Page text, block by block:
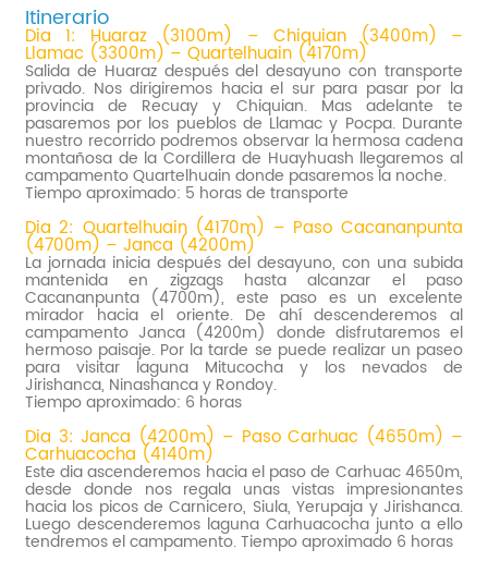
Itinerario
Dia 1: Huaraz (3100m) – Chiquian (3400m) –
Llamac (3300m) – Quartelhuain (4170m)
Salida de Huaraz después del desayuno con transporte
privado. Nos dirigiremos hacia el sur para pasar por la
provincia de Recuay y Chiquian. Mas adelante te
pasaremos por los pueblos de Llamac y Pocpa. Durante
nuestro recorrido podremos observar la hermosa cadena
montañosa de la Cordillera de Huayhuash llegaremos al
campamento Quartelhuain donde pasaremos la noche.
Tiempo aproximado: 5 horas de transporte
Dia 2: Quartelhuain (4170m) – Paso Cacananpunta
(4700m) – Janca (4200m)
La jornada inicia después del desayuno, con una subida
mantenida en zigzags hasta alcanzar el paso
Cacananpunta (4700m), este paso es un excelente
mirador hacia el oriente. De ahí descenderemos al
campamento Janca (4200m) donde disfrutaremos el
hermoso paisaje. Por la tarde se puede realizar un paseo
para visitar laguna Mitucocha y los nevados de
Jirishanca, Ninashanca y Rondoy.
Tiempo aproximado: 6 horas
Dia 3: Janca (4200m) – Paso Carhuac (4650m) –
Carhuacocha (4140m)
Este dia ascenderemos hacia el paso de Carhuac 4650m,
desde donde nos regala unas vistas impresionantes
hacia los picos de Carnicero, Siula, Yerupaja y Jirishanca.
Luego descenderemos laguna Carhuacocha junto a ello
tendremos el campamento. Tiempo aproximado 6 horas